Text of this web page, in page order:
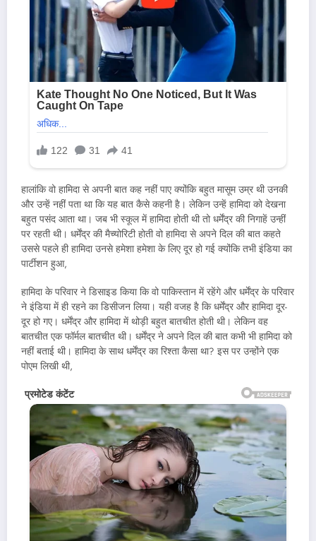
हालांकि वो हामिदा से अपनी बात कह नहीं पाए क्योंकि बहुत मासूम उम्र थी उनकी
और उन्हें नहीं पता था कि यह बात कैसे कहनी है। लेकिन उन्हें हामिदा को देखना
बहुत पसंद आता था। जब भी स्कूल में हामिदा होती थी तो धर्मेंद्र की निगाहें उन्हीं
पर रहती थी। धर्मेंद्र की मैच्योरिटी होती वो हामिदा से अपने दिल की बात कहते
उससे पहले ही हामिदा उनसे हमेशा हमेशा के लिए दूर हो गई क्योंकि तभी इंडिया का
पार्टीशन हुआ,
हामिदा के परिवार ने डिसाइड किया कि वो पाकिस्तान में रहेंगे और धर्मेंद्र के परिवार
ने इंडिया में ही रहने का डिसीजन लिया। यही वजह है कि धर्मेंद्र और हामिदा दूर-
दूर हो गए। धर्मेंद्र और हामिदा में थोड़ी बहुत बातचीत होती थी। लेकिन वह
बातचीत एक फॉर्मल बातचीत थी। धर्मेंद्र ने अपने दिल की बात कभी भी हामिदा को
नहीं बताई थी। हामिदा के साथ धर्मेंद्र का रिश्ता कैसा था? इस पर उन्होंने एक
पोएम लिखी थी,